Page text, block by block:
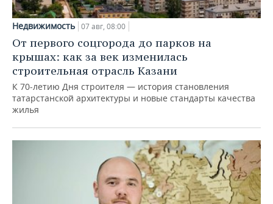
Недвижимость 07 авг, 08:00
От первого соцгорода до парков на
крышах: как за век изменилась
строительная отрасль Казани
К 70-летию Дня строителя — история становления
татарстанской архитектуры и новые стандарты качества
жилья